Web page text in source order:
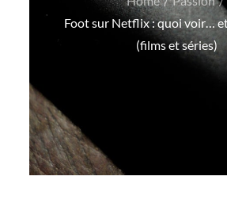
Foot sur Netflix : quoi voir…
(films et séries)